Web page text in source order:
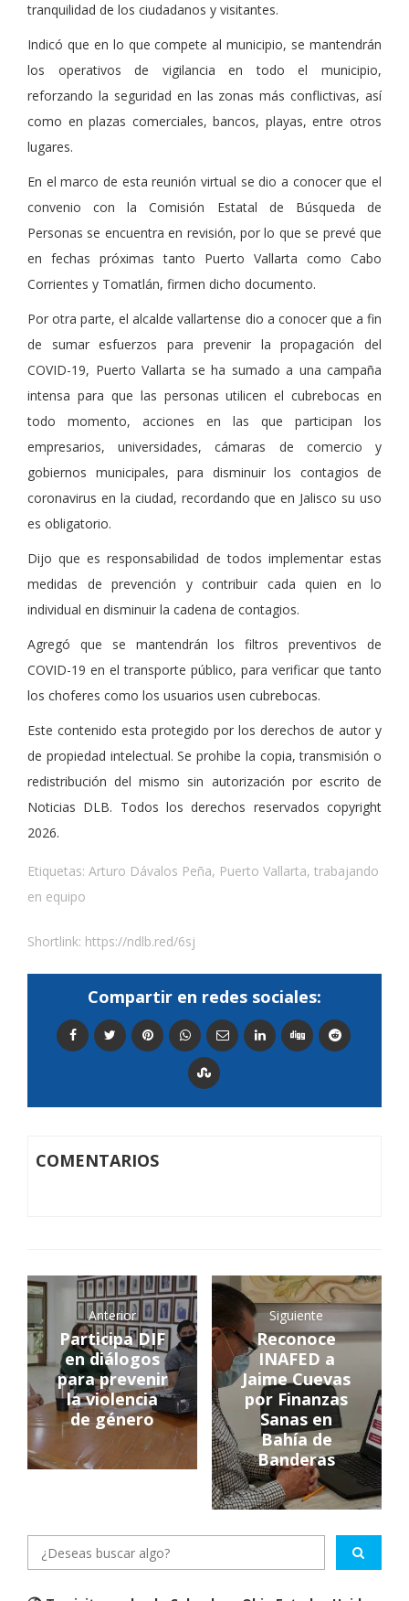
tranquilidad de los ciudadanos y visitantes.
Indicó que en lo que compete al municipio, se mantendrán
los operativos de vigilancia en todo el municipio,
reforzando la seguridad en las zonas más conflictivas, así
como en plazas comerciales, bancos, playas, entre otros
lugares.
En el marco de esta reunión virtual se dio a conocer que el
convenio con la Comisión Estatal de Búsqueda de
Personas se encuentra en revisión, por lo que se prevé que
en fechas próximas tanto Puerto Vallarta como Cabo
Corrientes y Tomatlán, firmen dicho documento.
Por otra parte, el alcalde vallartense dio a conocer que a fin
de sumar esfuerzos para prevenir la propagación del
COVID-19, Puerto Vallarta se ha sumado a una campaña
intensa para que las personas utilicen el cubrebocas en
todo momento, acciones en las que participan los
empresarios, universidades, cámaras de comercio y
gobiernos municipales, para disminuir los contagios de
coronavirus en la ciudad, recordando que en Jalisco su uso
es obligatorio.
Dijo que es responsabilidad de todos implementar estas
medidas de prevención y contribuir cada quien en lo
individual en disminuir la cadena de contagios.
Agregó que se mantendrán los filtros preventivos de
COVID-19 en el transporte público, para verificar que tanto
los choferes como los usuarios usen cubrebocas.
Este contenido esta protegido por los derechos de autor y
de propiedad intelectual. Se prohibe la copia, transmisión o
redistribución del mismo sin autorización por escrito de
Noticias DLB. Todos los derechos reservados copyright
2026.
Etiquetas: Arturo Dávalos Peña, Puerto Vallarta, trabajando
en equipo
Shortlink: https://ndlb.red/6sj
Compartir en redes sociales:
COMENTARIOS
Anterior
Participa DIF
en diálogos
para prevenir
la violencia
de género
Siguiente
Reconoce
INAFED a
Jaime Cuevas
por Finanzas
Sanas en
Bahía de
Banderas